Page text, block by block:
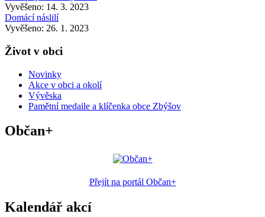
Vyvěšeno: 14. 3. 2023
Domácí náslilí
Vyvěšeno: 26. 1. 2023
Život v obci
Novinky
Akce v obci a okolí
Vývěska
Pamětní medaile a klíčenka obce Zbýšov
Občan+
Přejít na portál Občan+
Kalendář akcí